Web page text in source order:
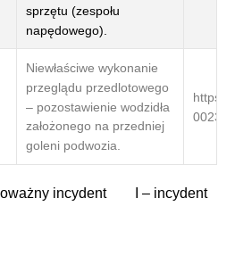
sprzętu (zespołu
napędowego).
Niewłaściwe wykonanie
przeglądu przedlotowego
– pozostawienie wodzidła
założonego na przedniej
goleni podwozia.
https://
0023/
incydent I – incydent